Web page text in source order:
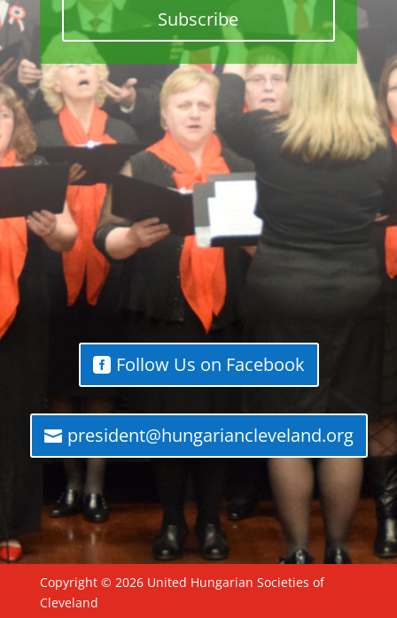
Subscribe
Follow Us on Facebook
president@hungariancleveland.org
Copyright © 2026 United Hungarian Societies of
Cleveland